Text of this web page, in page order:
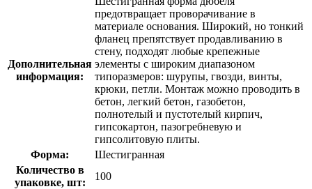
Дополнительная
информация:
предотвращает проворачивание в
материале основания. Широкий, но тонкий
фланец препятствует продавливанию в
стену, подходят любые крепежные
элементы с широким диапазоном
типоразмеров: шурупы, гвозди, винты,
крюки, петли. Монтаж можно проводить в
бетон, легкий бетон, газобетон,
полнотелый и пустотелый кирпич,
гипcокартон, пазогребневую и
гипсолитовую плиты.
Форма:
Шестигранная
Количество в
упаковке, шт:
100